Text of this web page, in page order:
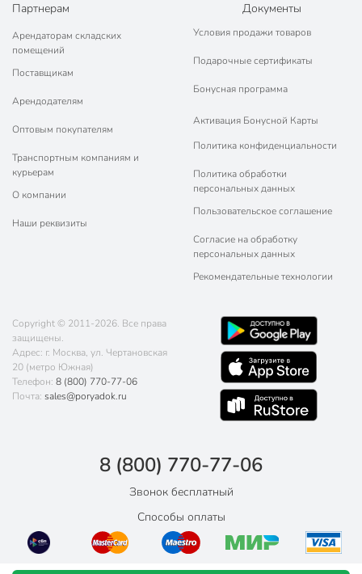
Партнерам
Арендаторам складских
помещений
Поставщикам
Арендодателям
Оптовым покупателям
Транспортным компаниям и
курьерам
О компании
Наши реквизиты
Документы
Условия продажи товаров
Подарочные сертификаты
Бонусная программа
Активация Бонусной Карты
Политика конфиденциальности
Политика обработки
персональных данных
Пользовательское соглашение
Согласие на обработку
персональных данных
Рекомендательные технологии
Copyright © 2011-2026. Все права
защищены.
Адрес: г. Москва, ул. Чертановская
20 (метро Южная)
Телефон: 8 (800) 770-77-06
Почта: sales@poryadok.ru
8 (800) 770-77-06
Звонок бесплатный
Способы оплаты